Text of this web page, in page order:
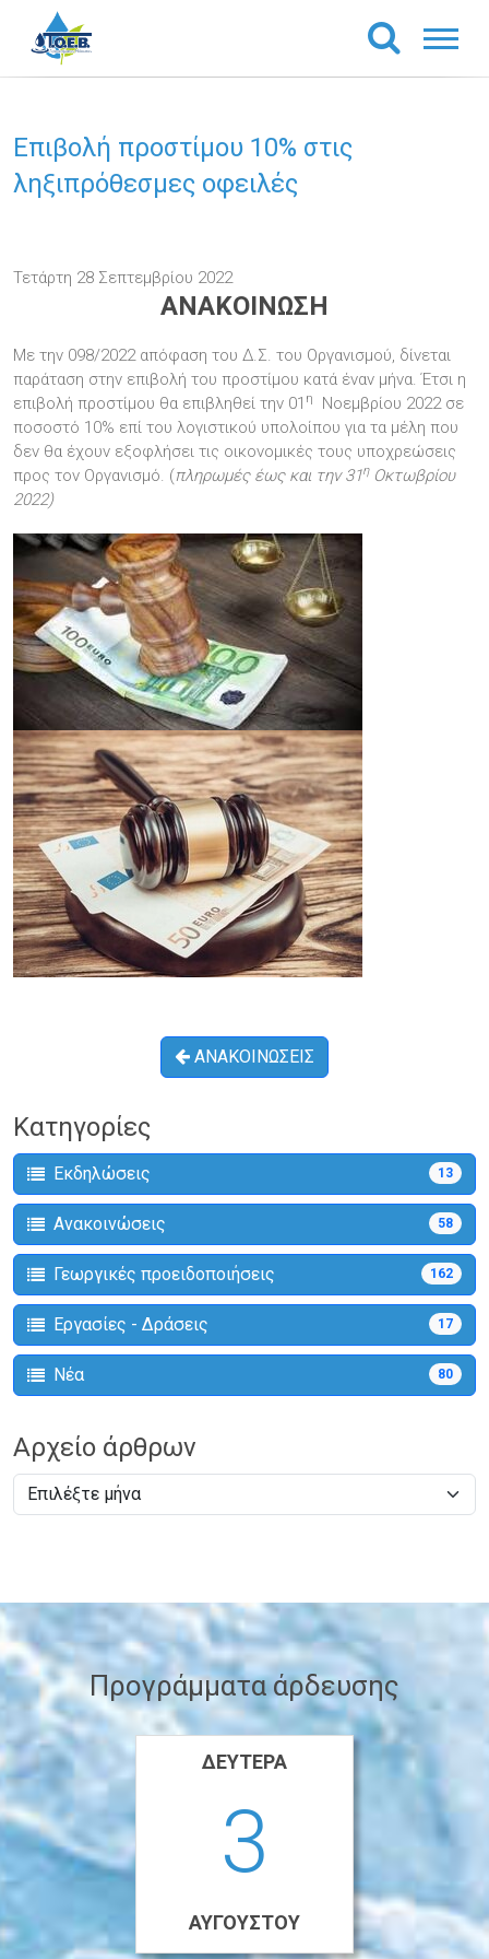
Επιβολή προστίμου 10% στις
ληξιπρόθεσμες οφειλές
Τετάρτη 28 Σεπτεμβρίου 2022
ΑΝΑΚΟΙΝΩΣΗ
Με την 098/2022 απόφαση του Δ.Σ. του Οργανισμού, δίνεται
παράταση στην επιβολή του προστίμου κατά έναν μήνα. Έτσι η
επιβολή προστίμου θα επιβληθεί την 01 η
Νοεμβρίου 2022 σε
ποσοστό 10% επί του λογιστικού υπολοίπου για τα μέλη που
δεν θα έχουν εξοφλήσει τις οικονομικές τους υποχρεώσεις
προς τον Οργανισμό. (πληρωμές έως και την 31ηΟκτωβρίου
2022)
ΑΝΑΚΟΙΝΩΣΕΙΣ
Κατηγορίες
Εκδηλώσεις 13
Ανακοινώσεις 58
Γεωργικές προειδοποιήσεις 162
Εργασίες - Δράσεις 17
Νέα 80
Αρχείο άρθρων
Προγράμματα άρδευσης
ΔΕΥΤΈΡΑ
3
ΑΥΓΟΎΣΤΟΥ